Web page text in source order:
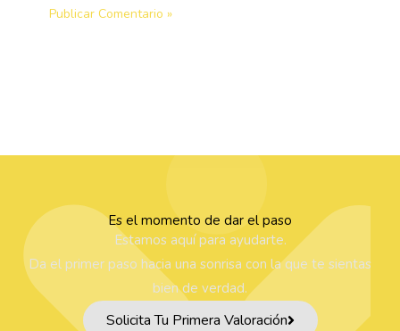
Es el momento de dar el paso
Estamos aquí para ayudarte.
Da el primer paso hacia una sonrisa con la que te sientas
bien de verdad.
Solicita Tu Primera Valoración